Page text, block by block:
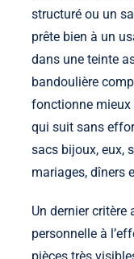
structuré ou un
prête bien à un
dans une teinte
bandoulière
fonctionne
qui suit sans
sacs bijoux, eux,
mariages, dîners
Un dernier critère
personnelle à